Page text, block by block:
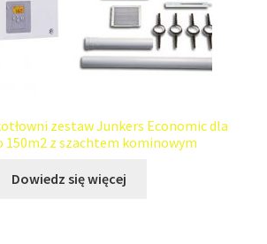
zestaw Junkers Economic dla
150m2 z szachtem kominowym
Dowiedz się więcej